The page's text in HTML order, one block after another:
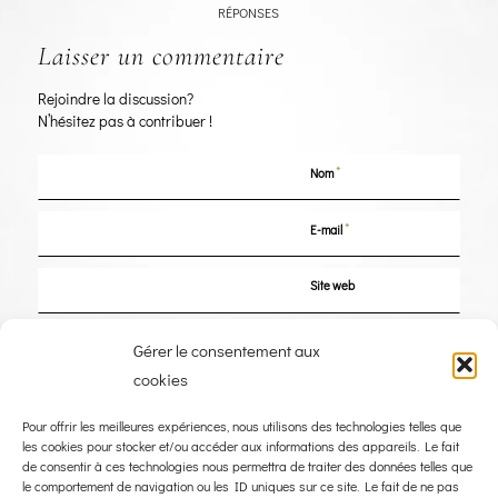
Gérer le consentement aux
cookies
Pour offrir les meilleures expériences, nous utilisons des technologies telles que
les cookies pour stocker et/ou accéder aux informations des appareils. Le fait
de consentir à ces technologies nous permettra de traiter des données telles que
le comportement de navigation ou les ID uniques sur ce site. Le fait de ne pas
RÉPONSES
Laisser un commentaire
Rejoindre la discussion?
N’hésitez pas à contribuer !
Nom*
E-mail*
Site web
Enregistrer mon nom, mon e-mail et mon site dans le navigateur pour mon
prochain commentaire.